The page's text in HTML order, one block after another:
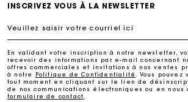
Suivi de commande
Paiement sécurisé
INSCRIVEZ VOUS À LA NEWSLETTER
Veuillez saisir votre courriel ici
En validant votre inscription à notre newsletter,
recevoir des informations par e-mail concernant
offres commerciales et invitations à nos ventes
à notre
Politique de Confidentialité
. Vous
tout moment en cliquant sur le lien de
de nos communications électroniques ou en nous
formulaire de contact